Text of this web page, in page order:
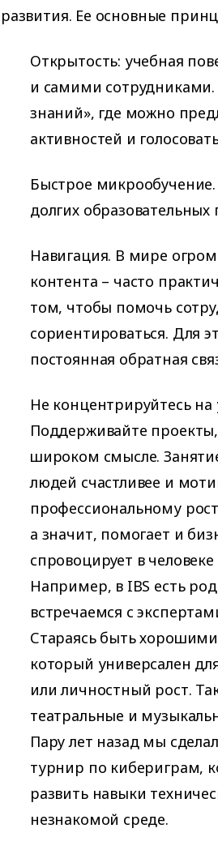
развития. Ее основные
Открытость: учебная
и самими
знаний», где можно
активностей и
Быстрое
долгих
Навигация. В мире
контента – часто
том, чтобы помочь
сориентироваться. Для
постоянная обратная
Не концентрируйтесь
Поддерживайте
широком смысле.
людей счастливее и
профессиональному
а значит, помогает и
спровоцирует в
Например, в IBS есть
встречаемся с
Стараясь быть
который универсален
или личностный рост.
театральные и
Пару лет назад мы
турнир по кибериграм,
развить навыки
незнакомой среде.